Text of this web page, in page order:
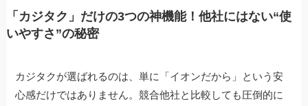
「カジタク」だけの3つの神機能！他社にはない“使
いやすさ”の秘密
カジタクが選ばれるのは、単に「イオンだから」という安
心感だけではありません。競合他社と比較しても圧倒的に